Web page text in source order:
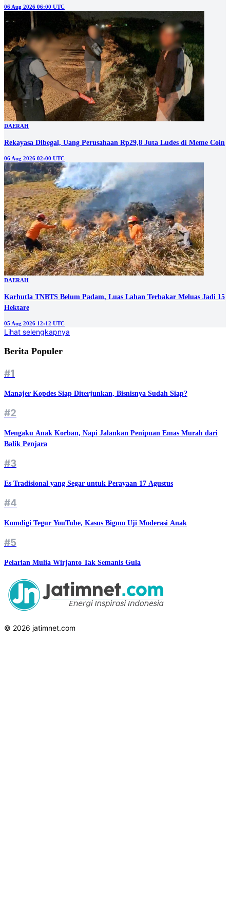
06 Aug 2026 06:00 UTC
DAERAH
Rekayasa Dibegal, Uang Perusahaan Rp29,8 Juta Ludes di Meme Coin
06 Aug 2026 02:00 UTC
DAERAH
Karhutla TNBTS Belum Padam, Luas Lahan Terbakar Meluas Jadi 15
Hektare
05 Aug 2026 12:12 UTC
Lihat selengkapnya
Berita Populer
#1
Manajer Kopdes Siap Diterjunkan, Bisnisnya Sudah Siap?
#2
Mengaku Anak Korban, Napi Jalankan Penipuan Emas Murah dari
Balik Penjara
#3
Es Tradisional yang Segar untuk Perayaan 17 Agustus
#4
Komdigi Tegur YouTube, Kasus Bigmo Uji Moderasi Anak
#5
Pelarian Mulia Wirjanto Tak Semanis Gula
© 2026 jatimnet.com